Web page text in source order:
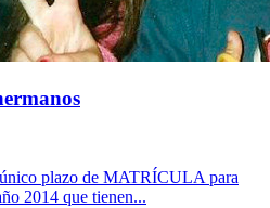
plazo de MATRÍCULA para
2014 que tienen...